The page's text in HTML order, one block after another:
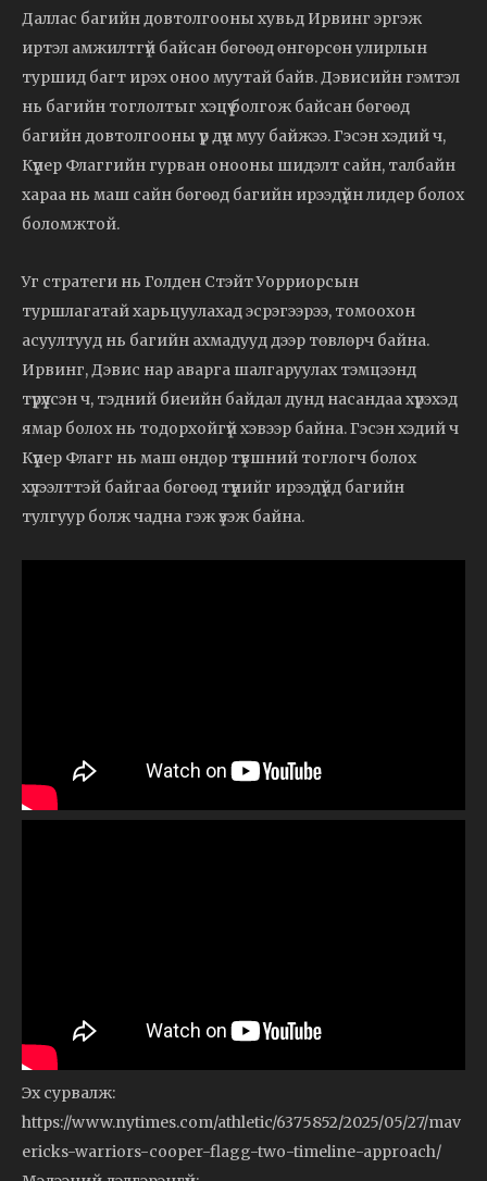
Даллас багийн довтолгооны хувьд Ирвинг эргэж
иртэл амжилтгүй байсан бөгөөд өнгөрсөн улирлын
туршид багт ирэх оноо муутай байв. Дэвисийн гэмтэл
нь багийн тоглолтыг хэцүү болгож байсан бөгөөд
багийн довтолгооны үр дүн муу байжээ. Гэсэн хэдий ч,
Күүпер Флаггийн гурван онооны шидэлт сайн, талбайн
хараа нь маш сайн бөгөөд багийн ирээдүйн лидер болох
боломжтой.
Уг стратеги нь Голден Стэйт Уорриорсын
туршлагатай харьцуулахад эсрэгээрээ, томоохон
асуултууд нь багийн ахмадууд дээр төвлөрч байна.
Ирвинг, Дэвис нар аварга шалгаруулах тэмцээнд
түрүүлсэн ч, тэдний биеийн байдал дунд насандаа хүрэхэд
ямар болох нь тодорхойгүй хэвээр байна. Гэсэн хэдий ч
Күүпер Флагг нь маш өндөр түвшний тоглогч болох
хүлээлттэй байгаа бөгөөд түүнийг ирээдүйд багийн
тулгуур болж чадна гэж үзэж байна.
Эх сурвалж:
https://www.nytimes.com/athletic/6375852/2025/05/27/mav
ericks-warriors-cooper-flagg-two-timeline-approach/